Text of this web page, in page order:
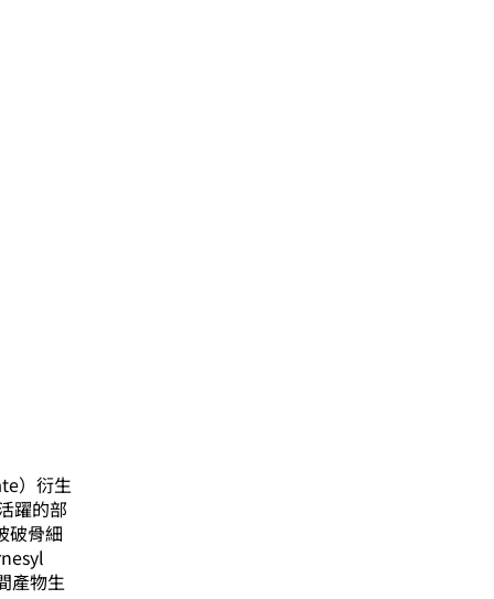
）衍生
躍的部
破骨細
產物生